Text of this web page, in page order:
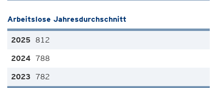
Arbeitslose Jahresdurchschnitt
812
788
782